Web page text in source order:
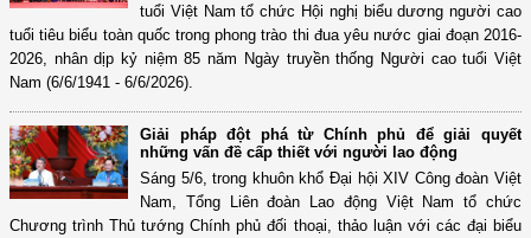
tuổi Việt Nam tổ chức Hội nghị biểu dương người cao
tuổi tiêu biểu toàn quốc trong phong trào thi đua yêu nước giai đoạn 2016-
2026, nhân dịp kỷ niệm 85 năm Ngày truyền thống Người cao tuổi Việt
Nam (6/6/1941 - 6/6/2026).
Giải pháp đột phá từ Chính phủ để giải quyết
những vấn đề cấp thiết với người lao động
Sáng 5/6, trong khuôn khổ Đại hội XIV Công đoàn Việt
Nam, Tổng Liên đoàn Lao động Việt Nam tổ chức
Chương trình Thủ tướng Chính phủ đối thoại, thảo luận với các đại biểu